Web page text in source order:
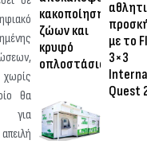
θα
για
κακοποίηση
ζώων και
κρυφό
οπλοστάσιο
με το
3×3
Quest